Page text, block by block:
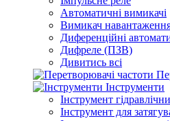
Автоматичні вимикачі
Вимикач
Диференційні
Дифреле (ПЗВ)
Дивитись всі
Інструменти
Інструмент
Інструмент для